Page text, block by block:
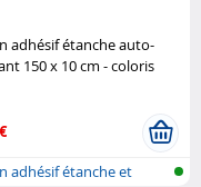
adhésif étanche auto-
150 x 10 cm - coloris
adhésif étanche et